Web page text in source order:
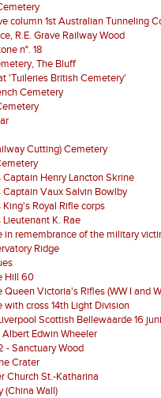
column 1st Australian Tunneling
R.E. Grave Railway Wood
n°. 18
The Bluff
'Tuileries British Cemetery'
Cemetery
Cutting) Cemetery
Captain Henry Lancton Skrine
Captain Vaux Salvin Bowlby
Royal Rifle corps
K. Rae
in remembrance of the military
Ridge
Hill 60
Victoria's Rifles (WW I and
with cross 14th Light Division
Scottish Bellewaarde 16 juni
Edwin Wheeler
- Sanctuary Wood
Crater
Church St.-Katharina
(China Wall)